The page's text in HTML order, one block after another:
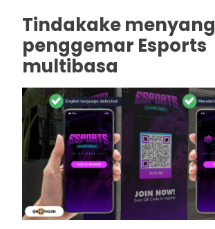
Tindakake menyang
penggemar Esports
multibasa